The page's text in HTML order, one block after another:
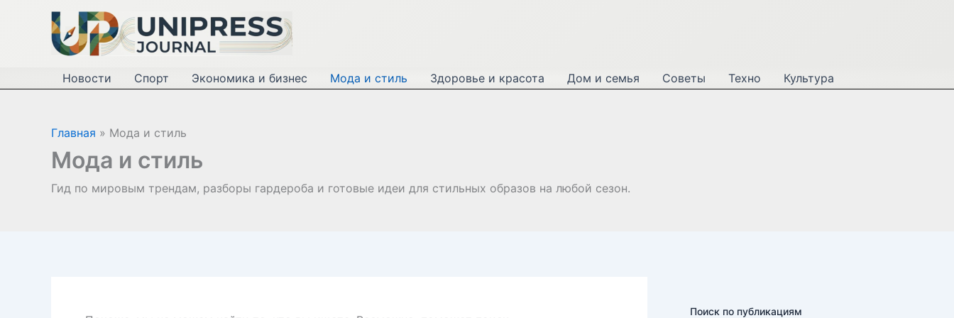
содержимому
Новости Спорт Экономика и бизнес Мода и стиль Здоровье и красота Дом и семья Советы Техно Культура
Главная Мода и стиль
Мода и стиль
Гид по мировым трендам, разборы гардероба и готовые идеи для стильных образов на любой сезон.
Поиск по публикациям